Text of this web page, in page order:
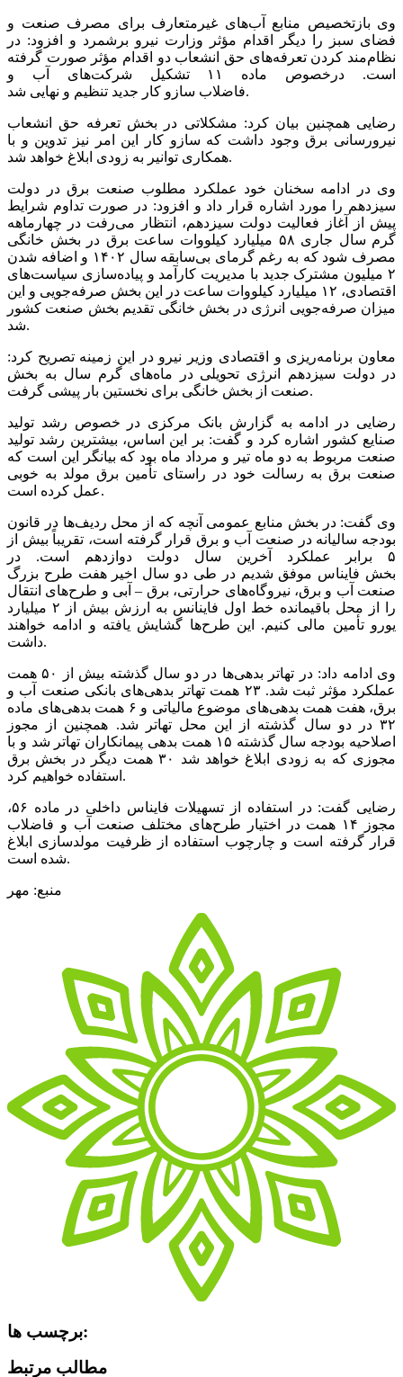
وی بازتخصیص منابع آب‌های غیرمتعارف برای مصرف صنعت و
فضای سبز را دیگر اقدام مؤثر وزارت نیرو برشمرد و افزود: در
نظام‌مند کردن تعرفه‌های حق انشعاب دو اقدام مؤثر صورت گرفته
است. درخصوص ماده ۱۱ تشکیل شرکت‌های آب و
فاضلاب سازو کار جدید تنظیم و نهایی شد.
رضایی همچنین بیان کرد: مشکلاتی در بخش تعرفه حق انشعاب
نیرورسانی برق وجود داشت که سازو کار این امر نیز تدوین و با
همکاری توانیر به زودی ابلاغ خواهد شد.
وی در ادامه سخنان خود عملکرد مطلوب صنعت برق در دولت
سیزدهم را مورد اشاره قرار داد و افزود: در صورت تداوم شرایط
پیش از آغاز فعالیت دولت سیزدهم، انتظار می‌رفت در چهارماهه
گرم سال جاری ۵۸ میلیارد کیلووات ساعت برق در بخش خانگی
مصرف شود که به رغم گرمای بی‌سابقه سال ۱۴۰۲ و اضافه شدن
۲ میلیون مشترک جدید با مدیریت کارآمد و پیاده‌سازی سیاست‌های
اقتصادی، ۱۲ میلیارد کیلووات ساعت در این بخش صرفه‌جویی و این
میزان صرفه‌جویی انرژی در بخش خانگی تقدیم بخش صنعت کشور
شد.
معاون برنامه‌ریزی و اقتصادی وزیر نیرو در این زمینه تصریح کرد:
در دولت سیزدهم انرژی تحویلی در ماه‌های گرم سال به بخش
صنعت از بخش خانگی برای نخستین بار پیشی گرفت.
رضایی در ادامه به گزارش بانک مرکزی در خصوص رشد تولید
صنایع کشور اشاره کرد و گفت: بر این اساس، بیشترین رشد تولید
صنعت مربوط به دو ماه تیر و مرداد ماه بود که بیانگر این است که
صنعت برق به رسالت خود در راستای تأمین برق مولد به خوبی
عمل کرده است.
وی گفت: در بخش منابع عمومی آنچه که از محل ردیف‌ها در قانون
بودجه سالیانه در صنعت آب و برق قرار گرفته است، تقریباً بیش از
۵ برابر عملکرد آخرین سال دولت دوازدهم است. در
بخش فایناس موفق شدیم در طی دو سال اخیر هفت طرح بزرگ
صنعت آب و برق، نیروگاه‌های حرارتی، برق – آبی و طرح‌های انتقال
را از محل باقیمانده خط اول فاینانس به ارزش بیش از ۲ میلیارد
یورو تأمین مالی کنیم. این طرح‌ها گشایش یافته و ادامه خواهند
داشت.
وی ادامه داد: در تهاتر بدهی‌ها در دو سال گذشته بیش از ۵۰ همت
عملکرد مؤثر ثبت شد. ۲۳ همت تهاتر بدهی‌های بانکی صنعت آب و
برق، هفت همت بدهی‌های موضوع مالیاتی و ۶ همت بدهی‌های ماده
۳۲ در دو سال گذشته از این محل تهاتر شد. همچنین از مجوز
اصلاحیه بودجه سال گذشته ۱۵ همت بدهی پیمانکاران تهاتر شد و با
مجوزی که به زودی ابلاغ خواهد شد ۳۰ همت دیگر در بخش برق
استفاده خواهیم کرد.
رضایی گفت: در استفاده از تسهیلات فایناس داخلی در ماده ۵۶،
مجوز ۱۴ همت در اختیار طرح‌های مختلف صنعت آب و فاضلاب
قرار گرفته است و چارچوب استفاده از ظرفیت مولدسازی ابلاغ
شده است.
منبع: مهر
برچسب ها:
مطالب مرتبط